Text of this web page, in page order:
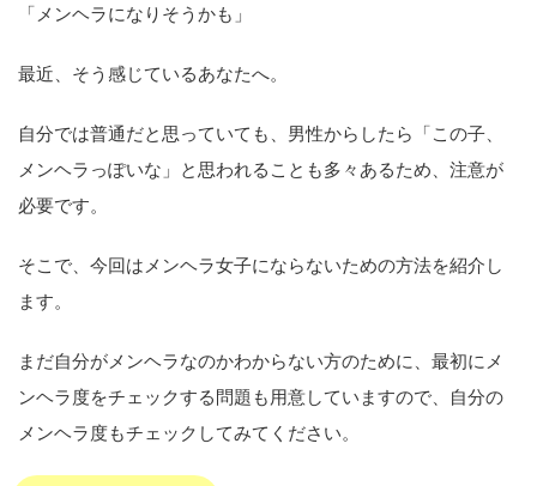
「メンヘラになりそうかも」
最近、そう感じているあなたへ。
自分では普通だと思っていても、男性からしたら「この子、
メンヘラっぽいな」と思われることも多々あるため、注意が
必要です。
そこで、今回はメンヘラ女子にならないための方法を紹介し
ます。
まだ自分がメンヘラなのかわからない方のために、最初にメ
ンヘラ度をチェックする問題も用意していますので、自分の
メンヘラ度もチェックしてみてください。